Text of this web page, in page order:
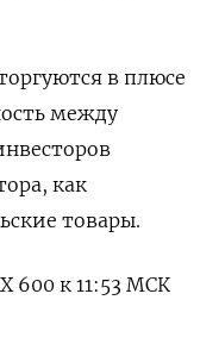
в плюсе
между
как
товары.
600 к 11:53 МСК